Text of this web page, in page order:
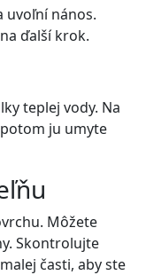
uvoľní nános.
ďalší krok.
teplej vody. Na
ju umyte
Môžete
Skontrolujte
časti, aby ste